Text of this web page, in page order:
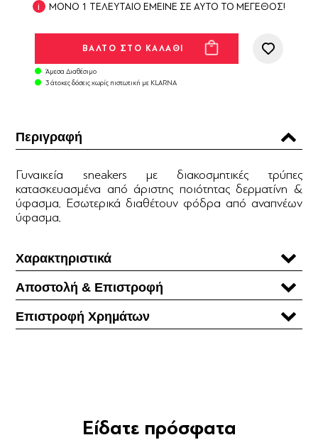
ΜΟΝΟ 1 ΤΕΛΕΥΤΑΙΟ ΕΜΕΙΝΕ ΣΕ ΑΥΤΟ ΤΟ ΜΕΓΕΘΟΣ!
Άμεσα Διαθέσιμο
3 άτοκες δόσεις χωρίς πιστωτική με KLARNA
Περιγραφή
Γυναικεία sneakers με διακοσμητικές τρύπες
κατασκευασμένα από άριστης ποιότητας δερματίνη &
ύφασμα. Εσωτερικά διαθέτουν φόδρα από αναπνέων
ύφασμα.
Χαρακτηριστικά
Αποστολή & Επιστροφή
Επιστροφή Χρηµάτων
Είδατε πρόσφατα